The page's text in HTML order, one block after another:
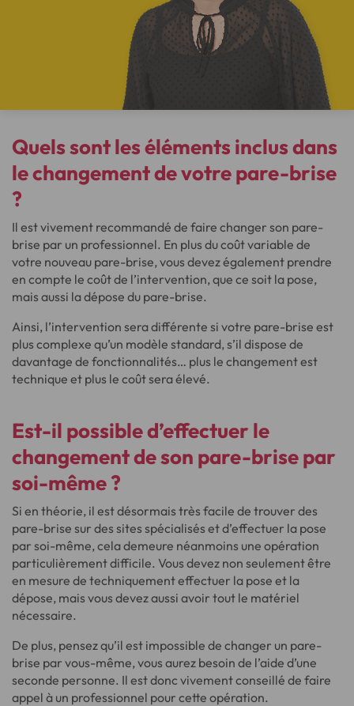
Quels sont les éléments inclus dans
le changement de votre pare-brise
?
Il est vivement recommandé de faire changer son pare-
brise par un professionnel. En plus du coût variable de
votre nouveau pare-brise, vous devez également prendre
en compte le coût de l’intervention, que ce soit la pose,
mais aussi la dépose du pare-brise.
Ainsi, l’intervention sera différente si votre pare-brise est
plus complexe qu’un modèle standard, s’il dispose de
davantage de fonctionnalités… plus le changement est
technique et plus le coût sera élevé.
Est-il possible d’effectuer le
changement de son pare-brise par
soi-même ?
Si en théorie, il est désormais très facile de trouver des
pare-brise sur des sites spécialisés et d’effectuer la pose
par soi-même, cela demeure néanmoins une opération
particulièrement difficile. Vous devez non seulement être
en mesure de techniquement effectuer la pose et la
dépose, mais vous devez aussi avoir tout le matériel
nécessaire.
De plus, pensez qu’il est impossible de changer un pare-
brise par vous-même, vous aurez besoin de l’aide d’une
seconde personne. Il est donc vivement conseillé de faire
appel à un professionnel pour cette opération.